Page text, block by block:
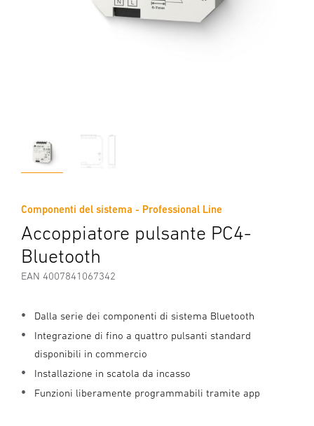
Componenti del sistema - Professional Line
Accoppiatore pulsante PC4-
Bluetooth
EAN 4007841067342
Dalla serie dei componenti di sistema Bluetooth
Integrazione di fino a quattro pulsanti standard
disponibili in commercio
Installazione in scatola da incasso
Funzioni liberamente programmabili tramite app